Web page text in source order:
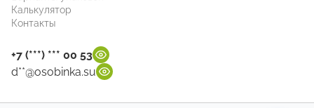
Калькулятор
Контакты
+7 (***) *** 00 53
d**@osobinka.su